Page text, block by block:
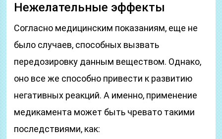
Нежелательные эффекты
Согласно медицинским показаниям, еще не
было случаев, способных вызвать
передозировку данным веществом. Однако,
оно все же способно привести к развитию
негативных реакций. А именно, применение
медикамента может быть чревато такими
последствиями, как: